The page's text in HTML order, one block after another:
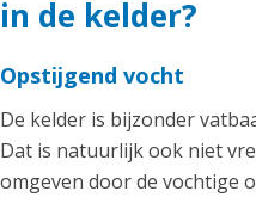
in de kelder?
Opstijgend vocht
De kelder is bijzonder
Dat is natuurlijk ook niet
omgeven door de vochtige